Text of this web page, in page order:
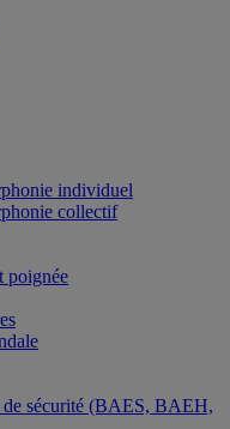
individuel
collectif
poignée
de sécurité (BAES, BAEH,